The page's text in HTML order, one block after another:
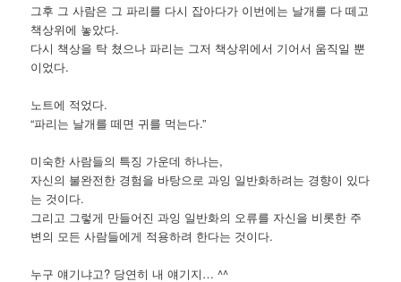
그후 그 사람은 그 파리를 다시 잡아다가 이번에는 날개를 다 떼고
책상위에 놓았다.
다시 책상을 탁 쳤으나 파리는 그저 책상위에서 기어서 움직일 뿐
이었다.
노트에 적었다.
“파리는 날개를 떼면 귀를 먹는다.”
미숙한 사람들의 특징 가운데 하나는,
자신의 불완전한 경험을 바탕으로 과잉 일반화하려는 경향이 있다
는 것이다.
그리고 그렇게 만들어진 과잉 일반화의 오류를 자신을 비롯한 주
변의 모든 사람들에게 적용하려 한다는 것이다.
누구 얘기냐고? 당연히 내 얘기지… ^^